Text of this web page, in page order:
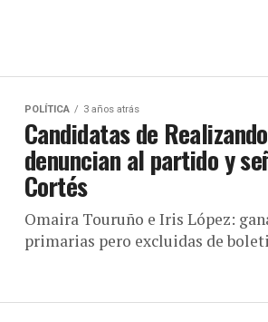
POLÍTICA 3 años atrás
Candidatas de
denuncian al partido y
Cortés
Omaira Touruño e Iris López:
primarias pero excluidas de